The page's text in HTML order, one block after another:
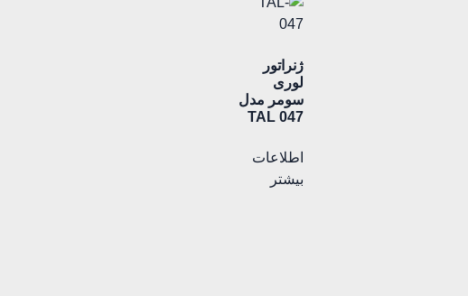
ژنراتور
لوری
سومر مدل
TAL 047
اطلاعات
بیشتر